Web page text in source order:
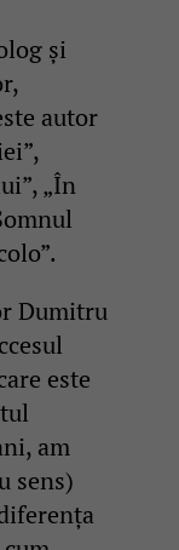
și
autor
„În
Dumitru
este
am
sens)